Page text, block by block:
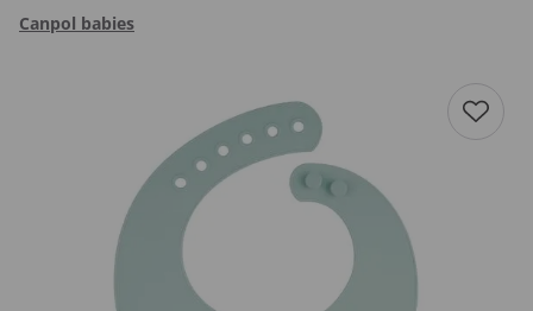
Canpol babies